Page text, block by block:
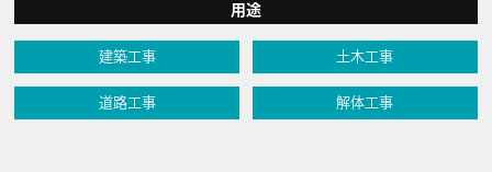
用途
建築工事 土木工事
道路工事 解体工事